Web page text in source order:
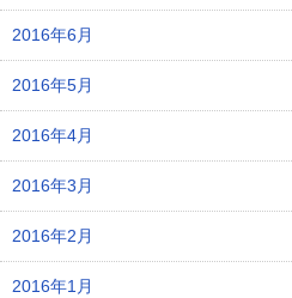
2016年6月
2016年5月
2016年4月
2016年3月
2016年2月
2016年1月